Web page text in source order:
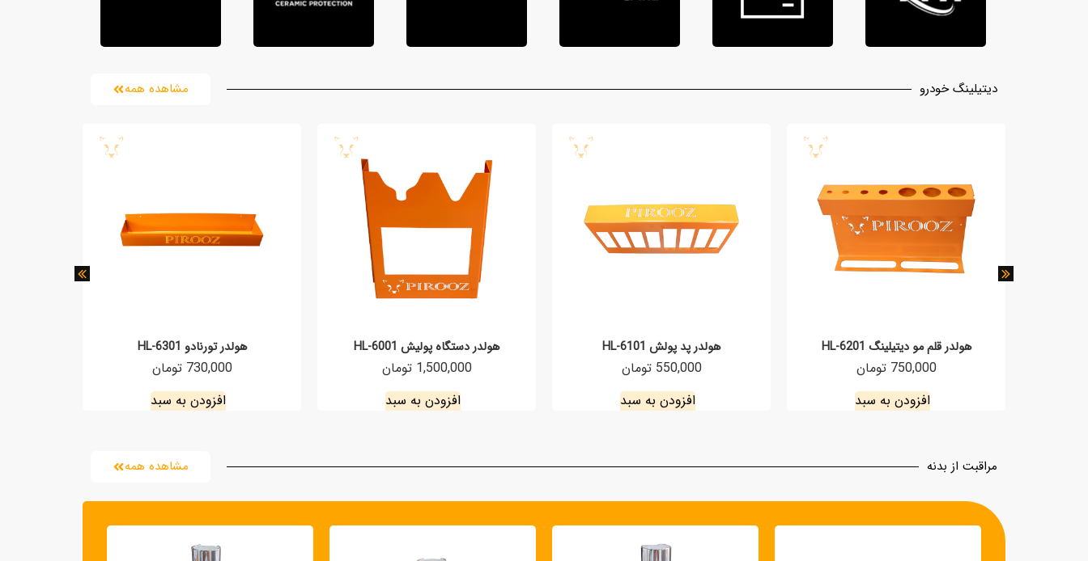
دیتیلینگ خودرو مشاهده همه
هولدر قلم مو دیتیلینگ HL-6201
750,000 تومان
افزودن به سبد
هولدر پد پولش HL-6101
550,000 تومان
افزودن به سبد
هولدر دستگاه پولیش HL-6001
1,500,000 تومان
افزودن به سبد
هولدر تورنادو HL-6301
730,000 تومان
افزودن به سبد
مراقبت از بدنه مشاهده همه